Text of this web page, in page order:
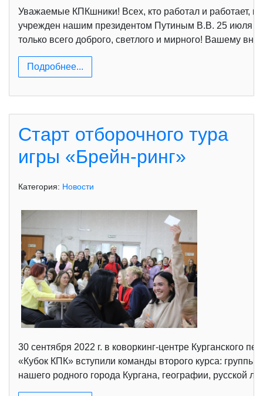
Уважаемые КПКшники! Всех, кто работал и работает,
учрежден нашим президентом Путиным В.В. 25 июля
только всего доброго, светлого и мирного! Вашему
Подробнее...
Старт отборочного тура
игры «Брейн-ринг»
Категория: Новости
30 сентября 2022 г. в коворкинг-центре Курганского
«Кубок КПК» вступили команды второго курса:
нашего родного города Кургана, географии, русской